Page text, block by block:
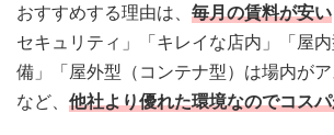
おすすめする理由は、 毎月の賃料が安い
セキュリティ」「キレイな店内」「屋
備」「屋外型（コンテナ型）は場内がア
など、 他社より優れた環境なのでコス